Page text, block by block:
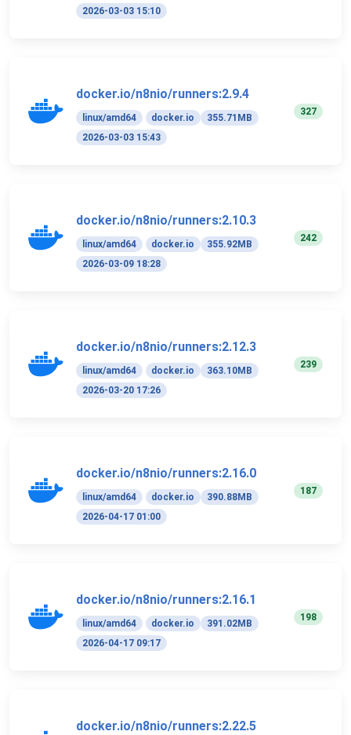
2026-03-03 15:10
docker.io/n8nio/runners:2.9.4
linux/amd64 docker.io
355.71MB
2026-03-03 15:43
327
docker.io/n8nio/runners:2.10.3
linux/amd64 docker.io
355.92MB
2026-03-09 18:28
242
docker.io/n8nio/runners:2.12.3
linux/amd64 docker.io
363.10MB
2026-03-20 17:26
239
docker.io/n8nio/runners:2.16.0
linux/amd64 docker.io
390.88MB
2026-04-17 01:00
187
docker.io/n8nio/runners:2.16.1
linux/amd64 docker.io
391.02MB
2026-04-17 09:17
198
docker.io/n8nio/runners:2.22.5